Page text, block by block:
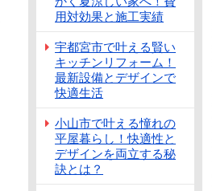
用対効果と施工実績
宇都宮市で叶える賢い
キッチンリフォーム！
最新設備とデザインで
快適生活
小山市で叶える憧れの
平屋暮らし！快適性と
デザインを両立する秘
訣とは？